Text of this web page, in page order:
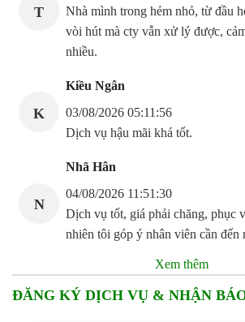
T
Nhà mình trong hẻm nhỏ, từ đầu
vòi hút mà cty vẫn xử lý được,
nhiều.
K
Kiều Ngân
03/08/2026 05:11:56
Dịch vụ hậu mãi khá tốt.
N
Nhã Hân
04/08/2026 11:51:30
Dịch vụ tốt, giá phải chăng, phục
nhiên tôi góp ý nhân viên cần đến
Xem thêm
ĐĂNG KÝ DỊCH VỤ & NHẬN